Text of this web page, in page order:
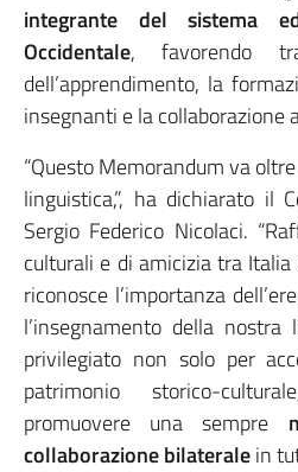
integrante del sistema
Occidentale, favorendo
dell’apprendimento, la
insegnanti e la collaborazione
“Questo Memorandum va
linguistica,”, ha dichiarato il
Sergio Federico Nicolaci.
culturali e di amicizia tra
riconosce l’importanza
l’insegnamento della
privilegiato non solo per
patrimonio storico-
promuovere una sempre
collaborazione bilateralein